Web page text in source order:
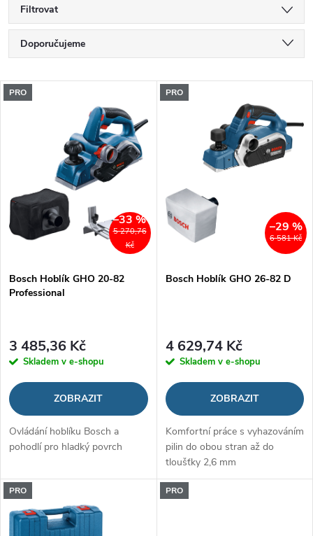
Filtrovat
Ř
a
n
í
r
d
u
k
ů
Doporučujeme
Nejdražší
Nejprodávanější
V
i
s
p
r
o
d
u
k
t
ů
PRO
5 270,76
Kč
–33 %
Bosch Hoblík GHO 20-82
Professional
3 485,36 Kč
Skladem v e-shopu
ZOBRAZIT
Ovládání hoblíku Bosch a
pohodlí pro hladký povrch
PRO
6 581 Kč
–29 %
Bosch Hoblík GHO 26-82 D
4 629,74 Kč
Skladem v e-shopu
ZOBRAZIT
Komfortní práce s vyhazováním
pilin do obou stran až do
tloušťky 2,6 mm
PRO PRO